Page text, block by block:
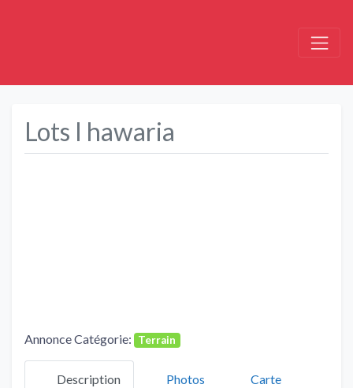
Lots l hawaria
Annonce Catégorie: Terrain
Description Photos Carte